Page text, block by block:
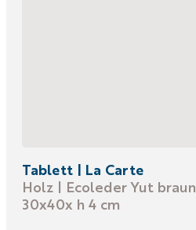
Tablett | La Carte
Holz | Ecoleder Yut braun
30x40x h 4 cm